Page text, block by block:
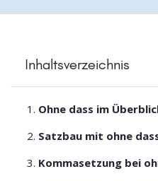
Inhaltsverzeichnis
Ohne dass im
Satzbau mit ohne
Kommasetzung bei